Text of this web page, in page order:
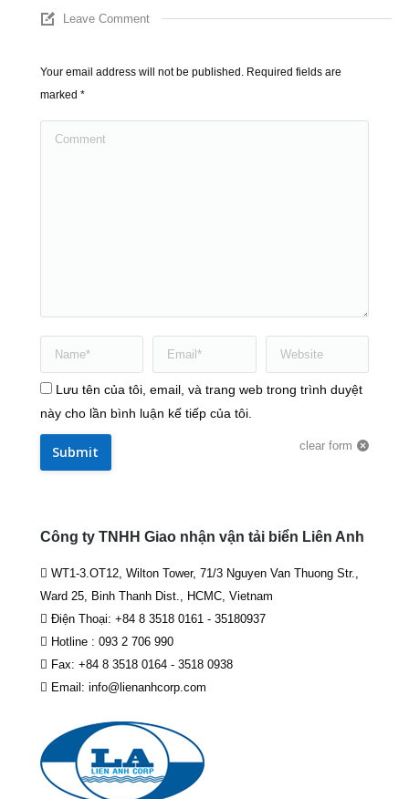
Leave Comment
Your email address will not be published. Required fields are
marked *
Lưu tên của tôi, email, và trang web trong trình duyệt
này cho lần bình luận kế tiếp của tôi.
clear form
Submit
Công ty TNHH Giao nhận vận tải biển Liên Anh
WT1-3.OT12, Wilton Tower, 71/3 Nguyen Van Thuong Str.,
Ward 25, Binh Thanh Dist., HCMC, Vietnam
Điện Thoại: +84 8 3518 0161 - 35180937
Hotline : 093 2 706 990
Fax: +84 8 3518 0164 - 3518 0938
Email: info@lienanhcorp.com